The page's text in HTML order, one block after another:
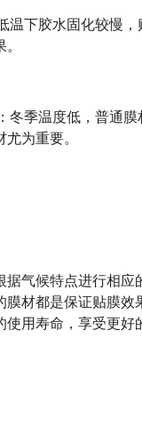
温下胶水固化较慢
冬季温度低，普通
为重要。
据气候特点进行相
膜材都是保证贴膜
用寿命，享受更好